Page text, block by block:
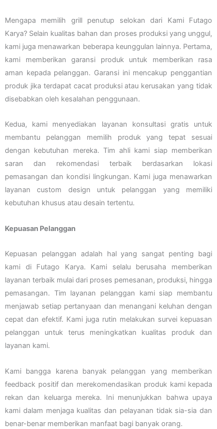
Mengapa memilih grill penutup selokan dari Kami Futago
Karya? Selain kualitas bahan dan proses produksi yang unggul,
kami juga menawarkan beberapa keunggulan lainnya. Pertama,
kami memberikan garansi produk untuk memberikan rasa
aman kepada pelanggan. Garansi ini mencakup penggantian
produk jika terdapat cacat produksi atau kerusakan yang tidak
disebabkan oleh kesalahan penggunaan.
Kedua, kami menyediakan layanan konsultasi gratis untuk
membantu pelanggan memilih produk yang tepat sesuai
dengan kebutuhan mereka. Tim ahli kami siap memberikan
saran dan rekomendasi terbaik berdasarkan lokasi
pemasangan dan kondisi lingkungan. Kami juga menawarkan
layanan custom design untuk pelanggan yang memiliki
kebutuhan khusus atau desain tertentu.
Kepuasan Pelanggan
Kepuasan pelanggan adalah hal yang sangat penting bagi
kami di Futago Karya. Kami selalu berusaha memberikan
layanan terbaik mulai dari proses pemesanan, produksi, hingga
pemasangan. Tim layanan pelanggan kami siap membantu
menjawab setiap pertanyaan dan menangani keluhan dengan
cepat dan efektif. Kami juga rutin melakukan survei kepuasan
pelanggan untuk terus meningkatkan kualitas produk dan
layanan kami.
Kami bangga karena banyak pelanggan yang memberikan
feedback positif dan merekomendasikan produk kami kepada
rekan dan keluarga mereka. Ini menunjukkan bahwa upaya
kami dalam menjaga kualitas dan pelayanan tidak sia-sia dan
benar-benar memberikan manfaat bagi banyak orang.